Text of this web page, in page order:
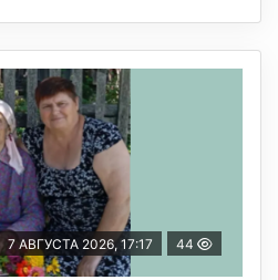
7 АВГУСТА 2026, 17:17 44